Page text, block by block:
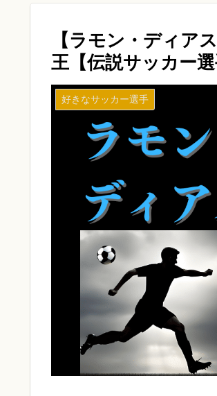
【ラモン・ディア
王【伝説サッカー選
好きなサッカー選手